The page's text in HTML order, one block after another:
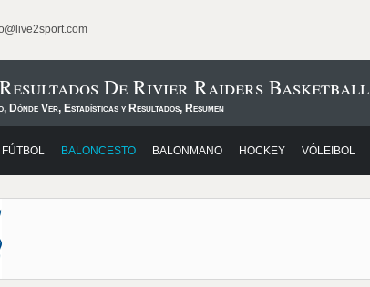
De Rivier Raiders Basketball
Dónde Ver, Estadísticas y Resultados, Resumen
FÚTBOL BALONCESTO BALONMANO HOCKEY VÓLEIBOL